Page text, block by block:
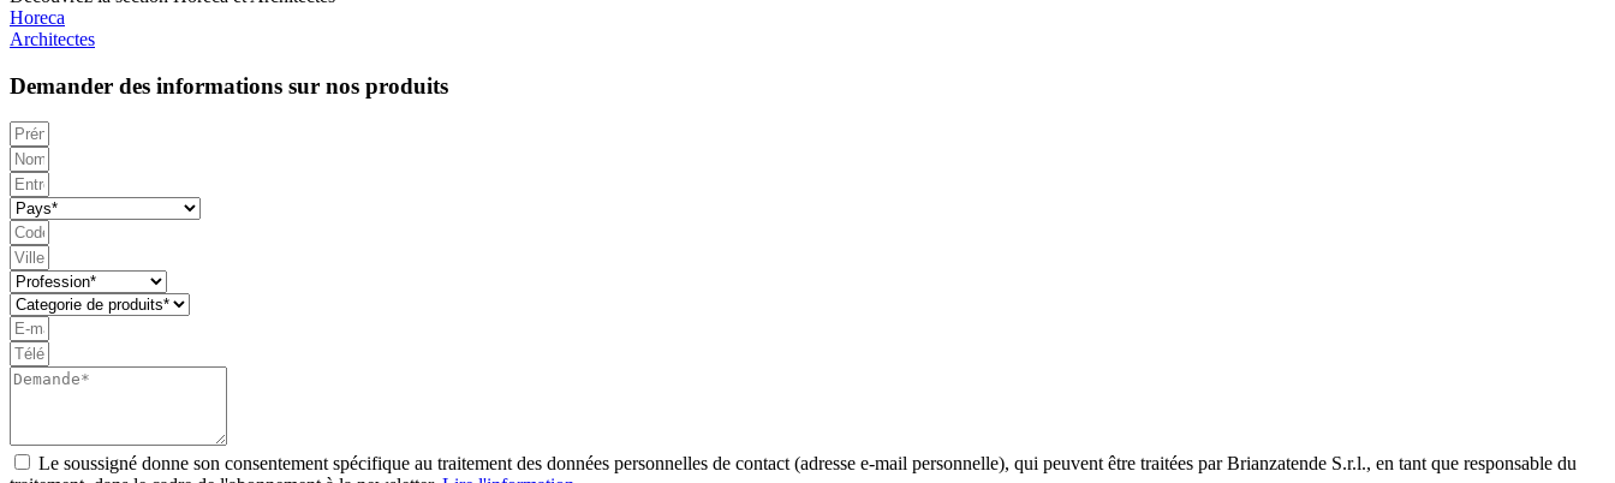
Horeca
Architectes
Demander des informations sur nos produits
Le soussigné donne son consentement spécifique au traitement des données personnelles de contact (adresse e-mail personnelle), qui peuvent être traitées par Brianzatende S.r.l., en tant que responsable du